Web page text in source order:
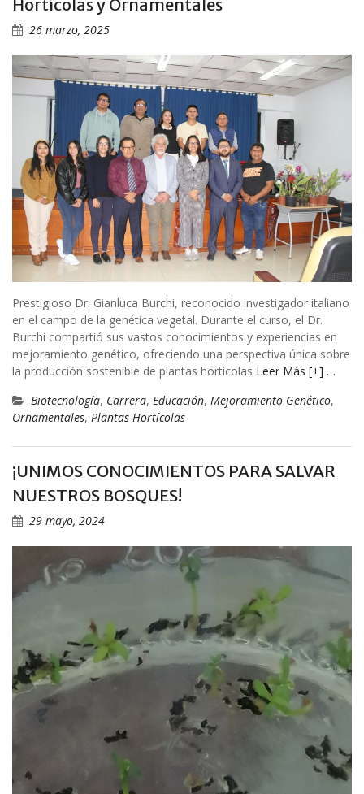
Hortícolas y Ornamentales
26 marzo, 2025
Prestigioso Dr. Gianluca Burchi, reconocido investigador italiano
en el campo de la genética vegetal. Durante el curso, el Dr.
Burchi compartió sus vastos conocimientos y experiencias en
mejoramiento genético, ofreciendo una perspectiva única sobre
la producción sostenible de plantas hortícolas Leer Más [+] …
Biotecnología, Carrera, Educación, Mejoramiento Genético,
Ornamentales, Plantas Hortícolas
¡UNIMOS CONOCIMIENTOS PARA SALVAR
NUESTROS BOSQUES!
29 mayo, 2024